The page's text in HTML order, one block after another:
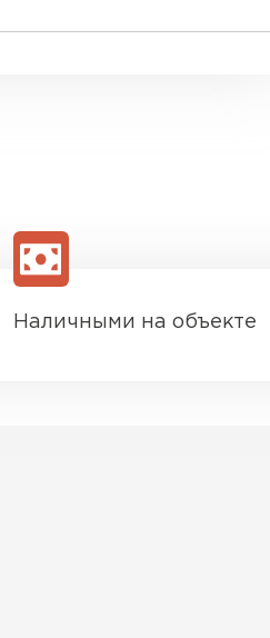
Наличными на объекте